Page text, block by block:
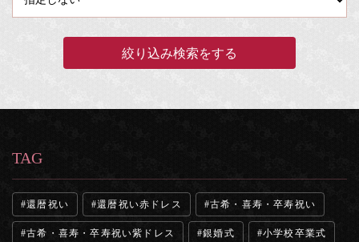
TAG
還暦祝い 還暦祝い赤ドレス 古希・喜寿・卒寿祝い
古希・喜寿・卒寿祝い紫ドレス 銀婚式 小学校卒業式